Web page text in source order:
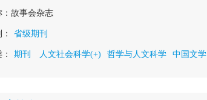
故事会杂志
省级期刊
期刊 人文社会科学(+) 哲学与人文科学 中国文学